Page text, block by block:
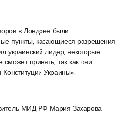
в Лондоне были
пункты, касающиеся разрешения
украинский лидер, некоторые
принять, так как они
Конституции Украины».
МИД РФ Мария Захарова